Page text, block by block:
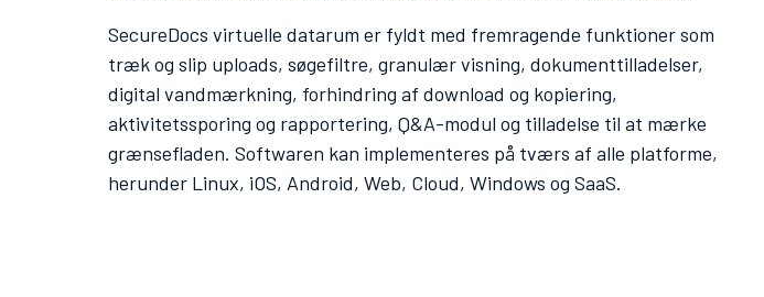
SecureDocs virtuelle datarum er fyldt med fremragende funktioner som
træk og slip uploads, søgefiltre, granulær visning, dokumenttilladelser,
digital vandmærkning, forhindring af download og kopiering,
aktivitetssporing og rapportering, Q&A-modul og tilladelse til at mærke
grænsefladen. Softwaren kan implementeres på tværs af alle platforme,
herunder Linux, iOS, Android, Web, Cloud, Windows og SaaS.